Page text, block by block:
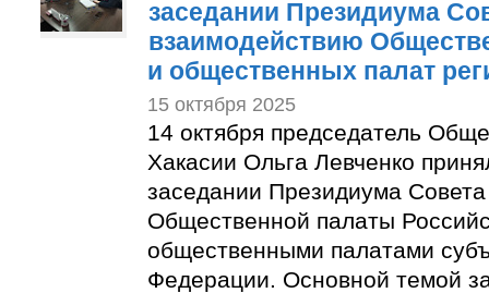
заседании Президиума
взаимодействию
и общественных палат
15 октября 2025
14 октября председатель
Хакасии Ольга Левченко
заседании Президиума
Общественной палаты
общественными палатами
Федерации. Основной темой